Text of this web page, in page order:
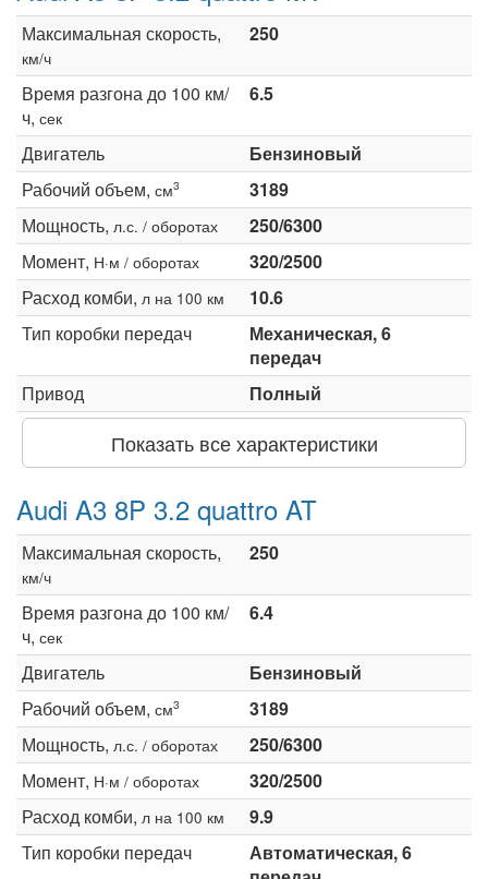
Максимальная скорость,
км/ч
250
Время разгона до 100 км/
ч, сек
6.5
Двигатель
Бензиновый
Рабочий объем, см3
3189
Мощность, л.с. / оборотах
250/6300
Момент, Н·м / оборотах
320/2500
Расход комби, л на 100 км
10.6
Тип коробки передач
Механическая, 6
передач
Привод
Полный
Показать все характеристики
Audi A3 8P 3.2 quattro AT
Максимальная скорость,
км/ч
250
Время разгона до 100 км/
ч, сек
6.4
Двигатель
Бензиновый
Рабочий объем, см3
3189
Мощность, л.с. / оборотах
250/6300
Момент, Н·м / оборотах
320/2500
Расход комби, л на 100 км
9.9
Тип коробки передач
Автоматическая, 6